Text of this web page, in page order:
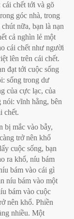
chết tới và gõ
góc nhà, trong
nữa, bạn là nạn
cả nghìn lẻ một
cái chết như người
lên trên cái chết.
đạt tới cuộc sống
sống trong dư
của cực lạc, của
nói: vĩnh hằng, bên
chết.
bị mắc vào bẫy,
trở nên khổ
cuộc sống, bạn
ra khổ, níu bám
bám vào cái gì
níu bám vào một
bám vào cuộc
nên khổ. Phiền
nhiều. Một